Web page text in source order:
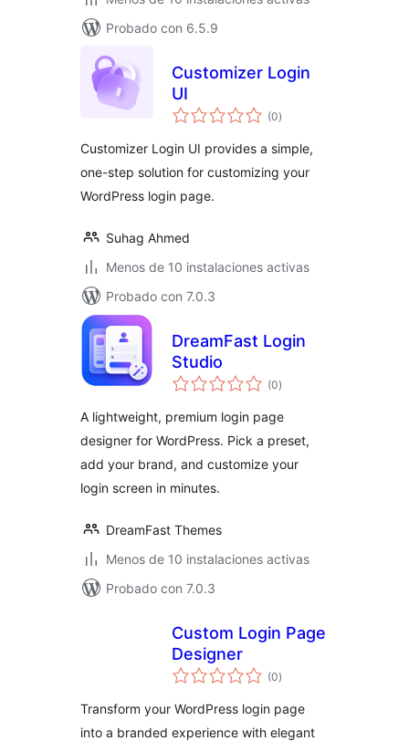
Probado con 6.5.9
Customizer Login
UI
(0total
de
)
Customizer Login UI provides a simple,
one-step solution for customizing your
WordPress login page.
Suhag Ahmed
Menos de 10 instalaciones activas
Probado con 7.0.3
DreamFast Login
Studio
(0total
de
)
A lightweight, premium login page
designer for WordPress. Pick a preset,
add your brand, and customize your
login screen in minutes.
DreamFast Themes
Menos de 10 instalaciones activas
Probado con 7.0.3
Custom Login Page
Designer
(0total
de
)
Transform your WordPress login page
into a branded experience with elegant